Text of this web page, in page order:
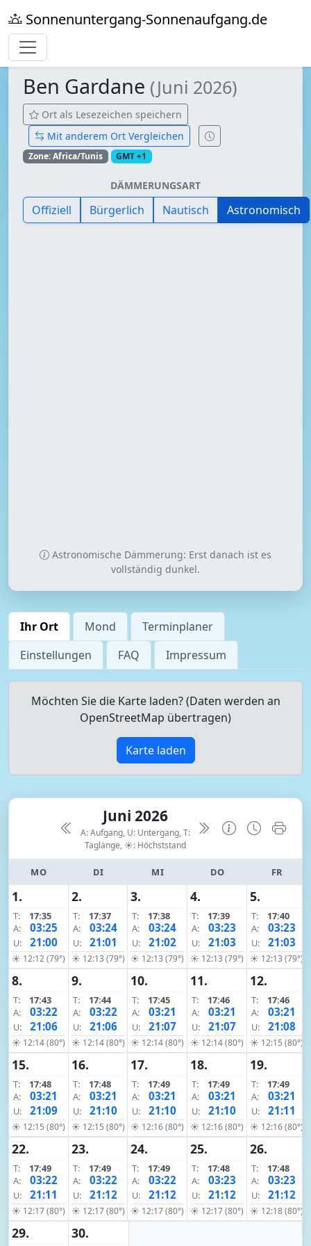
Sonnenuntergang-Sonnenaufgang.de
Ben Gardane (Juni 2026)
Ort als Lesezeichen speichern
Mit anderem Ort Vergleichen
Zone: Africa/Tunis GMT +1
DÄMMERUNGSART
Offiziell Bürgerlich Nautisch Astronomisch
Astronomische Dämmerung: Erst danach ist es
vollständig dunkel.
Ihr Ort Mond
Terminplaner
Einstellungen
FAQ Impressum
Möchten Sie die Karte laden? (Daten werden an
OpenStreetMap übertragen)
Karte laden
Juni 2026
A: Aufgang, U: Untergang, T:
Taglänge, ☀: Höchststand
MO DI MI DO FR
1.
T:
17:35
A:
03:25
U: 21:00
☀ 12:12 (79°)
2.
T:
17:37
A:
03:24
U: 21:01
☀ 12:13 (79°)
3.
T:
17:38
A:
03:24
U: 21:02
☀ 12:13 (79°)
4.
T:
17:39
A:
03:23
U: 21:03
☀ 12:13 (79°)
5.
T:
17:40
A:
03:23
U: 21:03
☀ 12:13 (79°)
8.
T:
17:43
A:
03:22
U: 21:06
☀ 12:14 (80°)
9.
T:
17:44
A:
03:22
U: 21:06
☀ 12:14 (80°)
10.
T:
17:45
A:
03:21
U: 21:07
☀ 12:14 (80°)
11.
T:
17:46
A:
03:21
U: 21:07
☀ 12:14 (80°)
12.
T:
17:46
A:
03:21
U: 21:08
☀ 12:15 (80°)
15.
T:
17:48
A:
03:21
U: 21:09
☀ 12:15 (80°)
16.
T:
17:48
A:
03:21
U: 21:10
☀ 12:15 (80°)
17.
T:
17:49
A:
03:21
U: 21:10
☀ 12:16 (80°)
18.
T:
17:49
A:
03:21
U: 21:10
☀ 12:16 (80°)
19.
T:
17:49
A:
03:21
U: 21:11
☀ 12:16 (80°)
22.
T:
17:49
A:
03:22
U: 21:11
☀ 12:17 (80°)
23.
T:
17:49
A:
03:22
U: 21:12
☀ 12:17 (80°)
24.
T:
17:49
A:
03:22
U: 21:12
☀ 12:17 (80°)
25.
T:
17:48
A:
03:23
U: 21:12
☀ 12:17 (80°)
26.
T:
17:48
A:
03:23
U: 21:12
☀ 12:18 (80°)
29. 30.